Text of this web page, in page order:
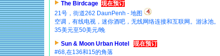
The Birdcage 现在预订
21号，街道262 DaunPenh - 地图
空调，有线电视，迷你酒吧，无线网络连接和互联网。游泳池。
35美元至50美元/晚
Sun & Moon Urban Hotel
现在预订
#68,在136和15的角落